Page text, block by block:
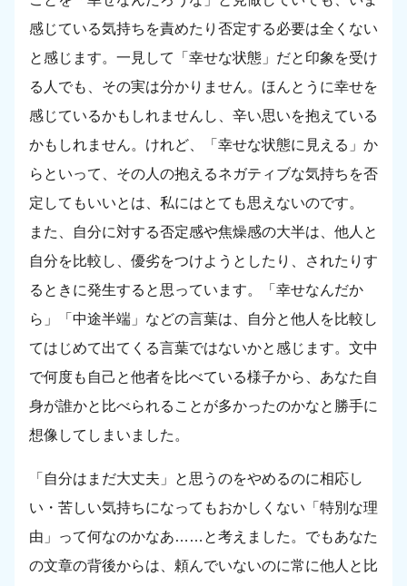
感じている気持ちを責めたり否定する必要は全くない
と感じます。一見して「幸せな状態」だと印象を受け
る人でも、その実は分かりません。ほんとうに幸せを
感じているかもしれませんし、辛い思いを抱えている
かもしれません。けれど、「幸せな状態に見える」か
らといって、その人の抱えるネガティブな気持ちを否
定してもいいとは、私にはとても思えないのです。
また、自分に対する否定感や焦燥感の大半は、他人と
自分を比較し、優劣をつけようとしたり、されたりす
るときに発生すると思っています。「幸せなんだか
ら」「中途半端」などの言葉は、自分と他人を比較し
てはじめて出てくる言葉ではないかと感じます。文中
で何度も自己と他者を比べている様子から、あなた自
身が誰かと比べられることが多かったのかなと勝手に
想像してしまいました。
「自分はまだ大丈夫」と思うのをやめるのに相応し
い・苦しい気持ちになってもおかしくない「特別な理
由」って何なのかなあ……と考えました。でもあなた
の文章の背後からは、頼んでいないのに常に他人と比